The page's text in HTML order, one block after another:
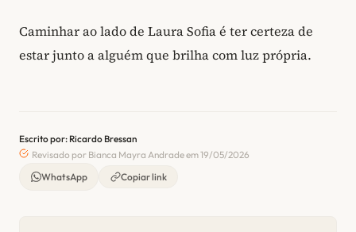
Caminhar ao lado de Laura Sofia é ter certeza de
estar junto a alguém que brilha com luz própria.
Escrito por: Ricardo Bressan
Revisado por Bianca Mayra Andrade em 19/05/2026
WhatsApp
Copiar link